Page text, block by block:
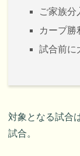
ご家族分
カープ勝
試合前に
対象となる試合
試合。